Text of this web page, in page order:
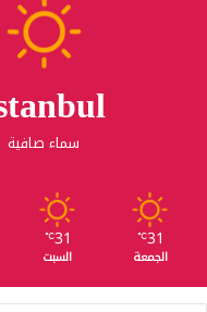
سماء صافية
31
℃
الجمعة
31
℃
السبت